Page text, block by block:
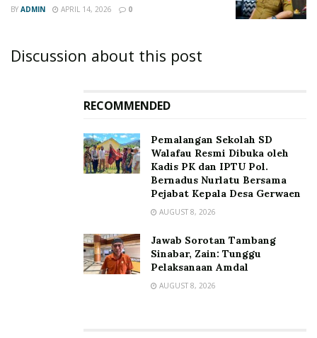
BY ADMIN APRIL 14, 2026 0
Discussion about this post
RECOMMENDED
Pemalangan Sekolah SD
Walafau Resmi Dibuka oleh
Kadis PK dan IPTU Pol.
Bernadus Nurlatu Bersama
Pejabat Kepala Desa Gerwaen
AUGUST 8, 2026
Jawab Sorotan Tambang
Sinabar, Zain: Tunggu
Pelaksanaan Amdal
AUGUST 8, 2026